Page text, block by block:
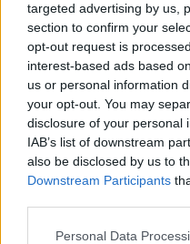
targeted advertising by us,
section to confirm your
opt-out request is
interest-based ads based
us or personal information
your opt-out. You may
disclosure of your personal
IAB’s list of downstream
also be disclosed by us to
Downstream Participants
Please note that this
Personal Data
Μετά την
εργαζόμενοι
επόμενη ευκαιρία
απόδραση. Ευτυχώς,
όσους
από τη ρουτίνα τους.
Το επόμενο
εργαζόμενουςείναι
καθώς φέτος η